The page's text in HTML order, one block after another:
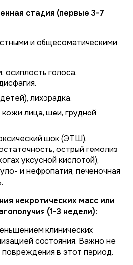
стадия (первые 3-7
и общесоматическими
осиплость голоса,
лихорадка.
лица, шеи, грудной
шок (ЭТШ),
острый гемолиз
уксусной кислотой),
и нефропатия, печеночная
некротических масс или
(1-3 недели):
клинических
состояния. Важно не
в этот период.